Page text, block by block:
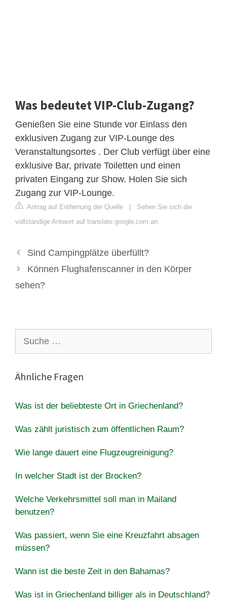
Was bedeutet VIP-Club-Zugang?
Genießen Sie eine Stunde vor Einlass den
exklusiven Zugang zur VIP-Lounge des
Veranstaltungsortes . Der Club verfügt über eine
exklusive Bar, private Toiletten und einen
privaten Eingang zur Show. Holen Sie sich
Zugang zur VIP-Lounge.
Antrag auf Entfernung der Quelle | Sehen Sie sich die
vollständige Antwort auf translate.google.com an
Sind Campingplätze überfüllt?
Können Flughafenscanner in den Körper
sehen?
nach:
Ähnliche Fragen
Was ist der beliebteste Ort in Griechenland?
Was zählt juristisch zum öffentlichen Raum?
Wie lange dauert eine Flugzeugreinigung?
In welcher Stadt ist der Brocken?
Welche Verkehrsmittel soll man in Mailand
benutzen?
Was passiert, wenn Sie eine Kreuzfahrt absagen
müssen?
Wann ist die beste Zeit in den Bahamas?
Was ist in Griechenland billiger als in Deutschland?